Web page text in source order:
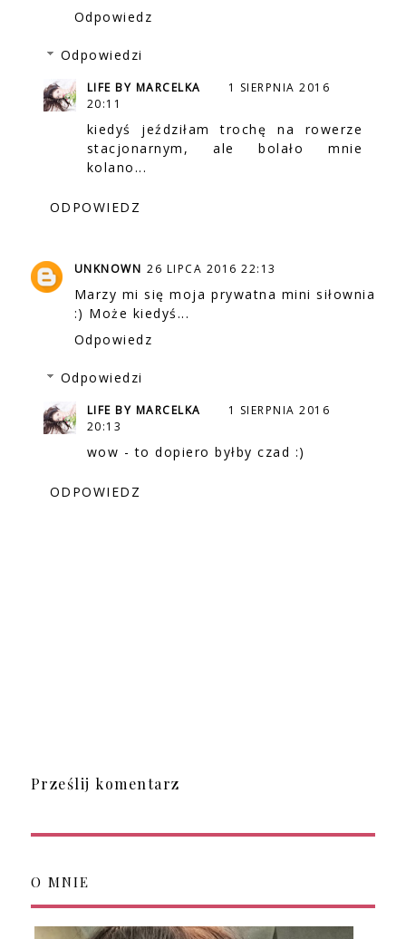
Odpowiedz
Odpowiedzi
LIFE BY MARCELKA
1 SIERPNIA 2016
20:11
kiedyś jeździłam trochę na rowerze
stacjonarnym, ale bolało mnie
kolano...
ODPOWIEDZ
UNKNOWN 26 LIPCA 2016 22:13
Marzy mi się moja prywatna mini siłownia
:) Może kiedyś...
Odpowiedz
Odpowiedzi
LIFE BY MARCELKA
1 SIERPNIA 2016
20:13
wow - to dopiero byłby czad :)
ODPOWIEDZ
Prześlij komentarz
O MNIE